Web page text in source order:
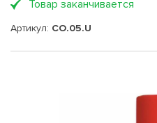
Товар заканчивается
Артикул: CO.05.U